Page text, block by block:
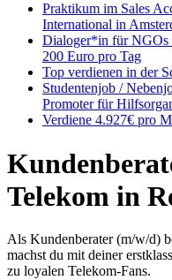
Praktikum im Sales
International in
Dialoger*in für NGOs
200 Euro pro Tag
Top verdienen in der
Studentenjob /
Promoter für
Verdiene 4.927€ pro
Telekom in
Als Kundenberater (m/w/d)
machst du mit deiner
zu loyalen Telekom-Fans.